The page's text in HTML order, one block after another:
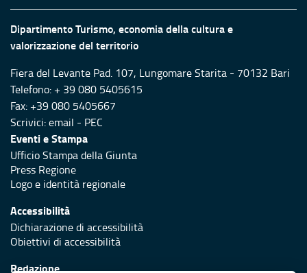
Dipartimento Turismo, economia della cultura e
valorizzazione del territorio
Fiera del Levante Pad. 107, Lungomare Starita - 70132 Bari
Telefono: + 39 080 5405615
Fax: +39 080 5405667
Scrivici:email - PEC
Eventi e Stampa
Ufficio Stampa della Giunta
Press Regione
Logo e identità regionale
Accessibilità
Dichiarazione di accessibilità
Obiettivi di accessibilità
Redazione